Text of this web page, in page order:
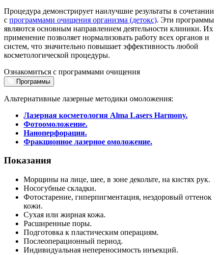
услуги
80-30
599-880
Процедура демонстрирует наилучшие результаты в сочетании
с программами очищения организма (детокс). Эти программы
являются основным направлением деятельности клиники. Их
применение позволяет нормализовать работу всех органов и
систем, что значительно повышает эффективность любой
косметологической процедуры.
Ознакомиться с программами очищения
Программы
Альтернативные лазерные методики омоложения:
Лазерная косметология Alma Lasers Harmony.
Фотоомоложение.
Наноперфорация.
Фракционное лазерное омоложение.
Показания
Морщины на лице, шее, в зоне декольте, на кистях рук.
Носогубные складки.
Фотостарение, гиперпигментация, нездоровый оттенок
кожи.
Сухая или жирная кожа.
Расширенные поры.
Подготовка к пластическим операциям.
Послеоперационный период.
Индивидуальная непереносимость инъекций.